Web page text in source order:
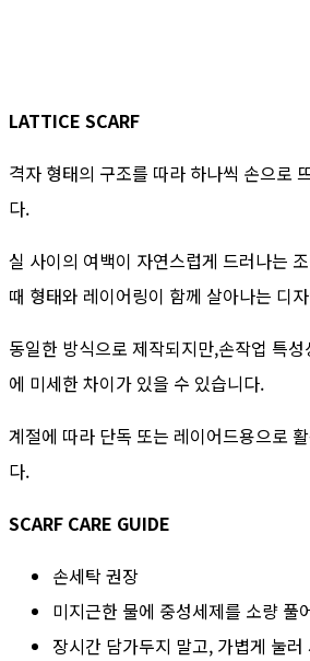
LATTICE SCARF
격자 형태의 구조를 따라 하나씩 손으로
다.
실 사이의 여백이 자연스럽게 드러나는
때 형태와 레이어링이 함께 살아나는 디
동일한 방식으로 제작되지만,손작업 특
에 미세한 차이가 있을 수 있습니다.
계절에 따라 단독 또는 레이어드용으로
다.
SCARF CARE GUIDE
손세탁 권장
미지근한 물에 중성세제를 소량 풀
장시간 담가두지 말고, 가볍게 눌